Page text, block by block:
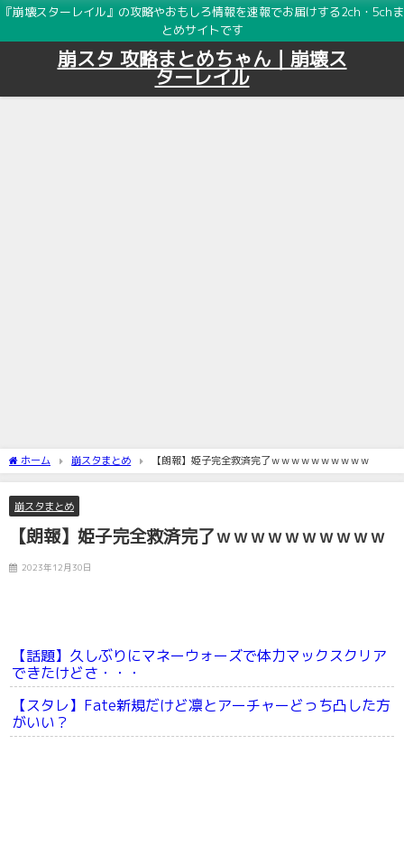
『崩壊スターレイル』の攻略やおもしろ情報を速報でお届けする2ch・5chま
とめサイトです
崩スタ 攻略まとめちゃん｜崩壊ス
ターレイル
ホーム 崩スタまとめ 【朗報】姫子完全救済完了ｗｗｗｗｗｗｗｗｗｗ
崩スタまとめ
【朗報】姫子完全救済完了ｗｗｗｗｗｗｗｗｗｗ
2023年12月30日
【話題】久しぶりにマネーウォーズで体力マックスクリア
できたけどさ・・・
【スタレ】Fate新規だけど凛とアーチャーどっち凸した方
がいい？